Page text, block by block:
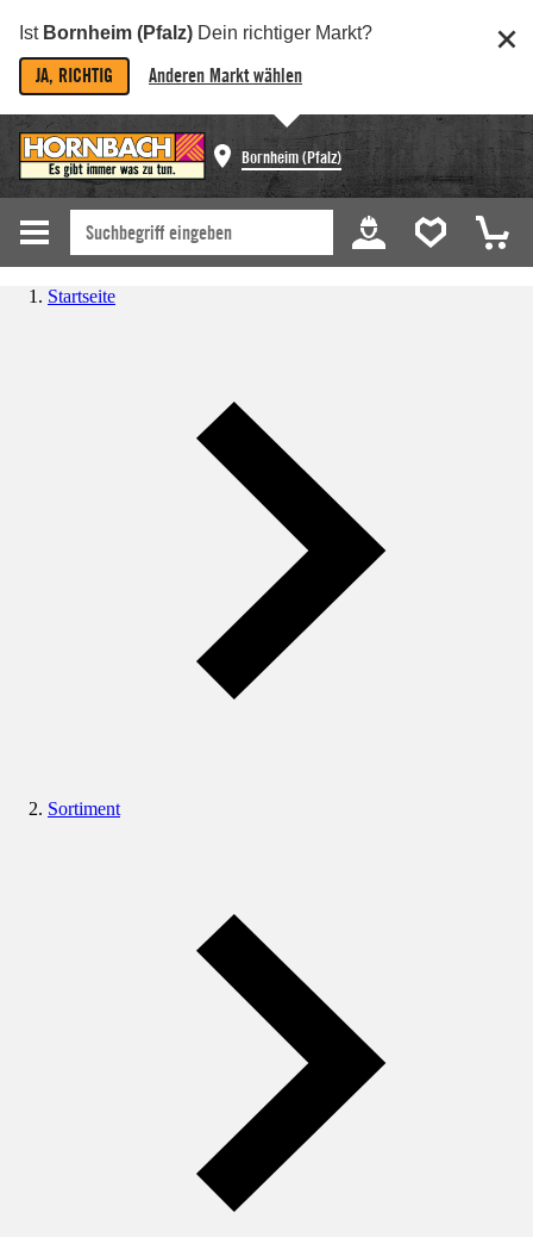
Ist Bornheim (Pfalz) Dein richtiger Markt?
JA, RICHTIG Anderen Markt wählen
Bornheim (Pfalz)
Startseite
Sortiment